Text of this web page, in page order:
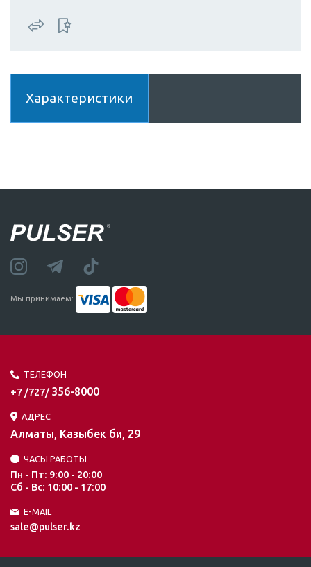
Характеристики
Мы принимаем:
ТЕЛЕФОН
+7 /727/ 356-8000
АДРЕС
Алматы, Казыбек би, 29
ЧАСЫ РАБОТЫ
Пн - Пт: 9:00 - 20:00
Сб - Вс: 10:00 - 17:00
E-MAIL
sale@pulser.kz